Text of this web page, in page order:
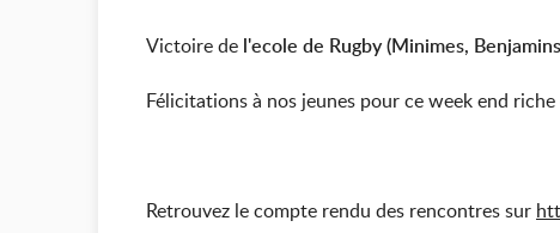
Victoire de l'ecole de Rugby (Minimes,
Félicitations à nos jeunes pour ce week end
Retrouvez le compte rendu des rencontres sur